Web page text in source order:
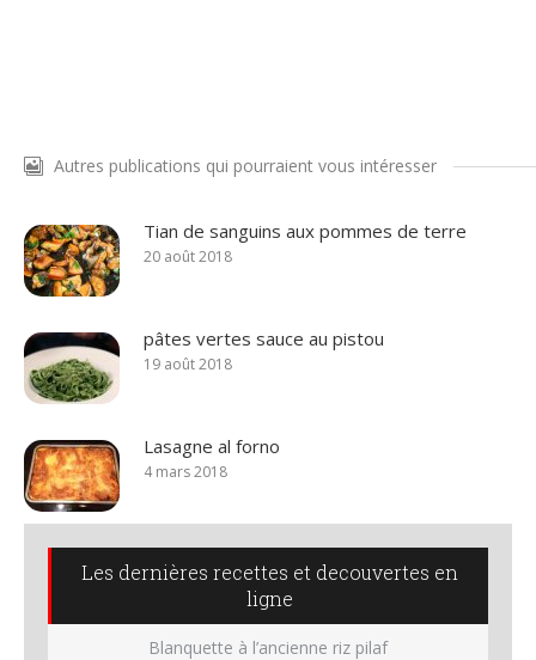
Autres publications qui pourraient vous intéresser
Tian de sanguins aux pommes de terre
20 août 2018
pâtes vertes sauce au pistou
19 août 2018
Lasagne al forno
4 mars 2018
Les dernières recettes et decouvertes en
ligne
Blanquette à l’ancienne riz pilaf